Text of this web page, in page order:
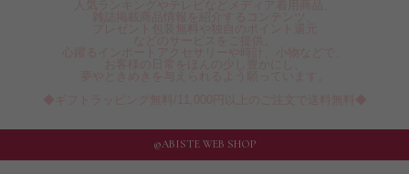
©ABISTE WEB SHOP